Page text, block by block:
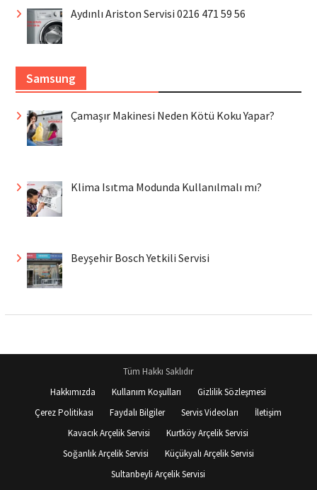
Aydınlı Ariston Servisi 0216 471 59 56
Samsung
Çamaşır Makinesi Neden Kötü Koku Yapar?
Klima Isıtma Modunda Kullanılmalı mı?
Beyşehir Bosch Yetkili Servisi
Tüm Hakkı Saklıdır
Hakkımızda
Kullanım Koşulları
Gizlilik Sözleşmesi
Çerez Politikası
Faydalı Bilgiler Servis Videoları
İletişim
Kavacık Arçelik Servisi
Kurtköy Arçelik Servisi
Soğanlık Arçelik Servisi
Küçükyalı Arçelik Servisi
Sultanbeyli Arçelik Servisi